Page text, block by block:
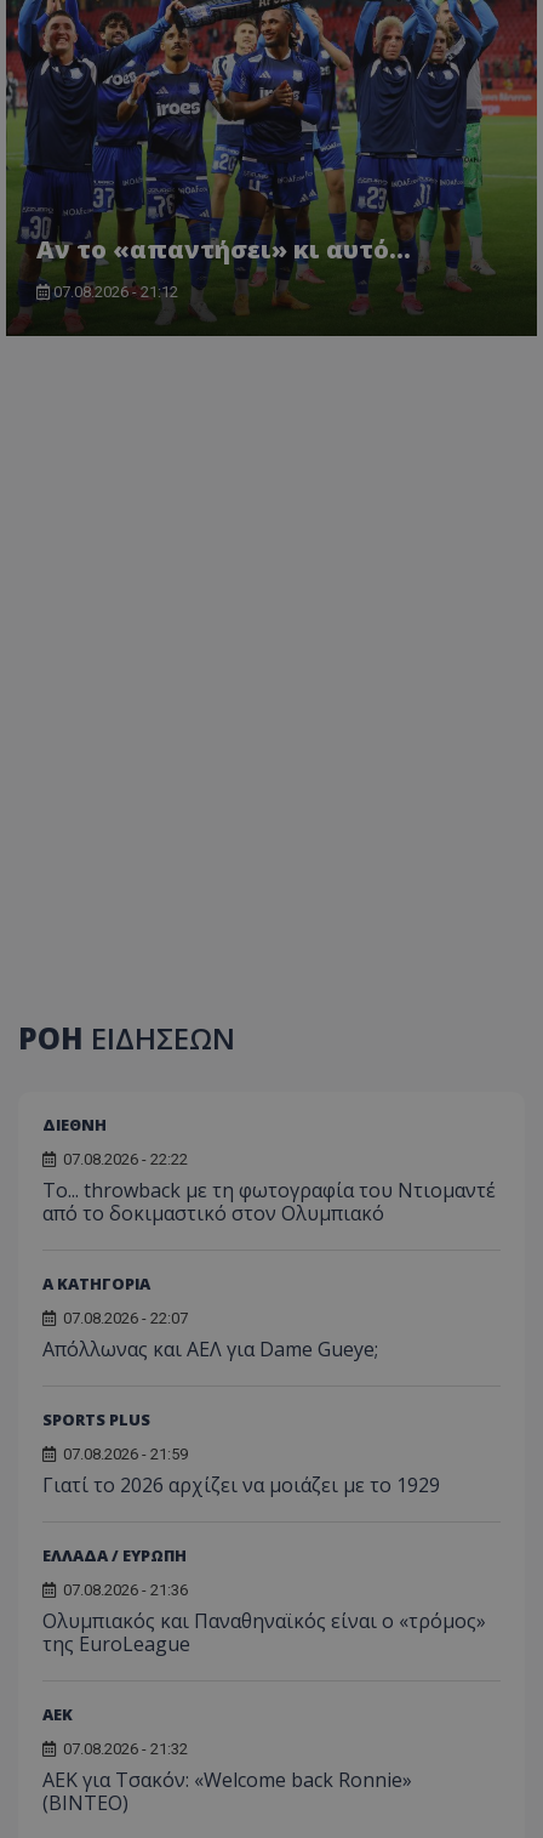
Αν το «απαντήσει» κι αυτό...
07.08.2026 - 21:12
ΡΟΗ ΕΙΔΗΣΕΩΝ
ΔΙΕΘΝΗ
07.08.2026 - 22:22
Το... throwback με τη φωτογραφία του Ντιομαντέ
από το δοκιμαστικό στον Ολυμπιακό
Α ΚΑΤΗΓΟΡΙΑ
07.08.2026 - 22:07
Απόλλωνας και ΑΕΛ για Dame Gueye;
SPORTS PLUS
07.08.2026 - 21:59
Γιατί το 2026 αρχίζει να μοιάζει με το 1929
ΕΛΛΑΔΑ / ΕΥΡΩΠΗ
07.08.2026 - 21:36
Ολυμπιακός και Παναθηναϊκός είναι ο «τρόμος»
της EuroLeague
ΑEK
07.08.2026 - 21:32
ΑΕΚ για Τσακόν: «Welcome back Ronnie»
(ΒΙΝΤΕΟ)